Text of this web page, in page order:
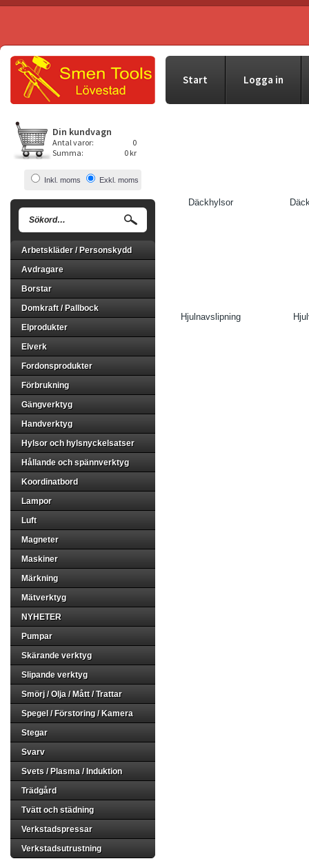
Start Logga in
Din kundvagn
Antal varor:
0
Summa:
0 kr
Inkl. moms Exkl. moms
Arbetskläder / Personskydd
Avdragare
Borstar
Domkraft / Pallbock
Elprodukter
Elverk
Fordonsprodukter
Förbrukning
Gängverktyg
Handverktyg
Hylsor och hylsnyckelsatser
Hållande och spännverktyg
Koordinatbord
Lampor
Luft
Magneter
Maskiner
Märkning
Mätverktyg
NYHETER
Pumpar
Skärande verktyg
Slipande verktyg
Smörj / Olja / Mått / Trattar
Spegel / Förstoring / Kamera
Stegar
Svarv
Svets / Plasma / Induktion
Trädgård
Tvätt och städning
Verkstadspressar
Verkstadsutrustning
Däckhylsor
Hjulnavslipning